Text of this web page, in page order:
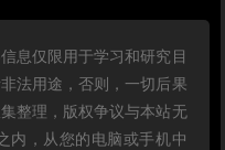
息仅限用于学习和研究目
法用途，否则，一切后果
整理，版权争议与本站无
内，从您的电脑或手机中